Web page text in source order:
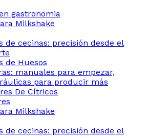
gastronomia
Milkshake
de cecinas: precisión desde el
de Huesos
manuales para empezar,
para producir más
De Cítricos
Milkshake
de cecinas: precisión desde el